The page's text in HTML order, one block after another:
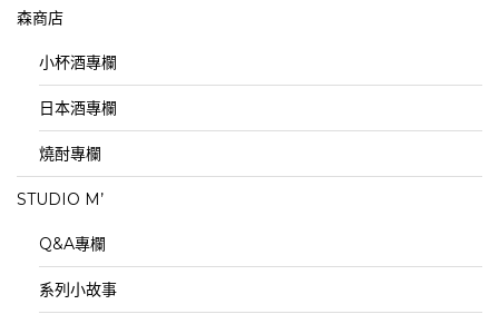
森商店
小杯酒專欄
日本酒專欄
燒酎專欄
STUDIO M’
Q&A專欄
系列小故事